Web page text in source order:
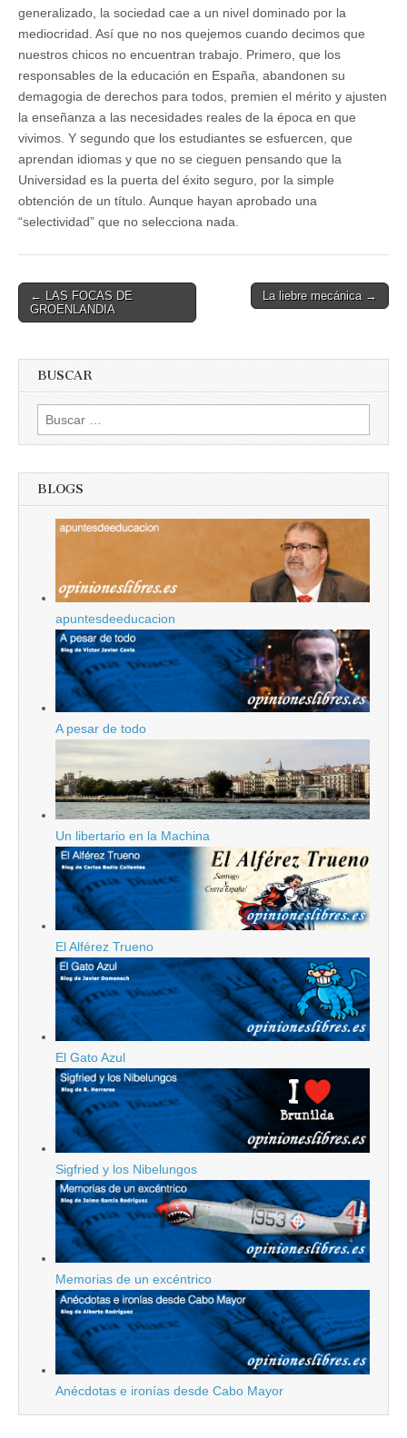
generalizado, la sociedad cae a un nivel dominado por la
mediocridad. Así que no nos quejemos cuando decimos que
nuestros chicos no encuentran trabajo. Primero, que los
responsables de la educación en España, abandonen su
demagogia de derechos para todos, premien el mérito y ajusten
la enseñanza a las necesidades reales de la época en que
vivimos. Y segundo que los estudiantes se esfuercen, que
aprendan idiomas y que no se cieguen pensando que la
Universidad es la puerta del éxito seguro, por la simple
obtención de un título. Aunque hayan aprobado una
“selectividad” que no selecciona nada.
Post
navigation
← LAS FOCAS DE
GROENLANDIA
La liebre mecánica →
BUSCAR
Buscar:
BLOGS
apuntesdeeducacion
A pesar de todo
Un libertario en la Machina
El Alférez Trueno
El Gato Azul
Sigfried y los Nibelungos
Memorias de un excéntrico
Anécdotas e ironías desde Cabo Mayor